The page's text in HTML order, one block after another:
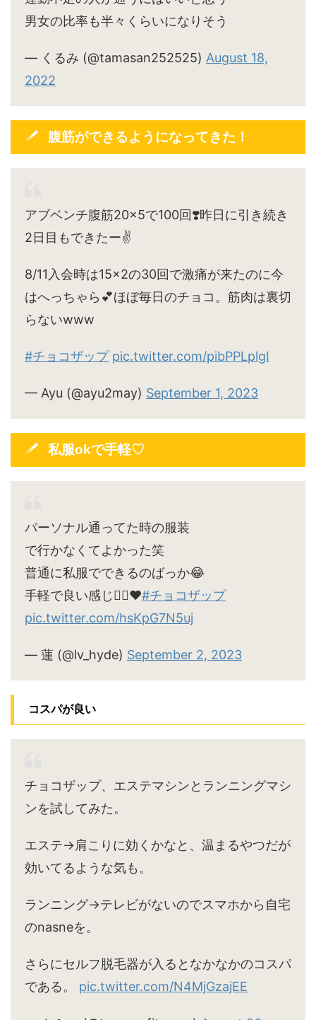
男女の比率も半々くらいになりそう
— くるみ (@tamasan252525) August 18,
2022
腹筋ができるようになってきた！
アブベンチ腹筋20×5で100回❣️昨日に引き続き
2日目もできたー✌️
8/11入会時は15×2の30回で激痛が来たのに今
はへっちゃら💕ほぼ毎日のチョコ。筋肉は裏切
らないwww
#チョコザップ pic.twitter.com/pibPPLplgI
— Ayu (@ayu2may) September 1, 2023
私服okで手軽♡
パーソナル通ってた時の服装
で行かなくてよかった笑
普通に私服でできるのばっか😂
手軽で良い感じ🙆‍♀️♥#チョコザップ
pic.twitter.com/hsKpG7N5uj
— 蓮 (@lv_hyde) September 2, 2023
コスパが良い
チョコザップ、エステマシンとランニングマシ
ンを試してみた。
エステ→肩こりに効くかなと、温まるやつだが
効いてるような気も。
ランニング→テレビがないのでスマホから自宅
のnasneを。
さらにセルフ脱毛器が入るとなかなかのコスパ
である。 pic.twitter.com/N4MjGzajEE